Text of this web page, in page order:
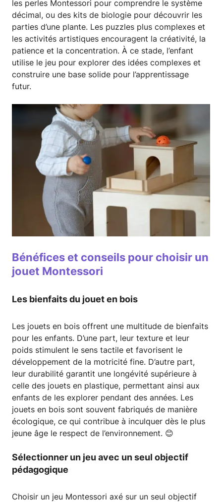
les perles Montessori pour comprendre le système
décimal, ou des kits de biologie pour découvrir les
parties d’une plante. Les puzzles plus complexes et
les activités artistiques encouragent la créativité, la
patience et la concentration. À ce stade, l’enfant
utilise le jeu pour explorer des idées complexes et
construire une base solide pour l’apprentissage
futur.
Bénéfices et conseils pour choisir un
jouet Montessori
Les bienfaits du jouet en bois
Les jouets en bois offrent une multitude de bienfaits
pour les enfants. D’une part, leur texture et leur
poids stimulent le sens tactile et favorisent le
développement de la motricité fine. D’autre part,
leur durabilité garantit une longévité supérieure à
celle des jouets en plastique, permettant ainsi aux
enfants de les explorer pendant des années. Les
jouets en bois sont souvent fabriqués de manière
écologique, ce qui contribue à inculquer dès le plus
jeune âge le respect de l’environnement. 😊
Sélectionner un jeu avec un seul objectif
pédagogique
Choisir un jeu Montessori axé sur un seul objectif